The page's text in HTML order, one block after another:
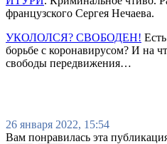
французского Сергея Нечаева.
УКОЛОЛСЯ? СВОБОДЕН!
борьбе с коронавирусом? И на
свободы передвижения…
26 января 2022, 15:54
Вам понравилась эта